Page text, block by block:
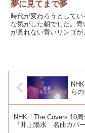
夢に見てまで夢
時代が変わろうとしてい
な気がした朝でした。青
が見れない青いリンゴが
ていただいてから見るの
ら
NHK「The Covers 10
『井上陽水 名曲カバ